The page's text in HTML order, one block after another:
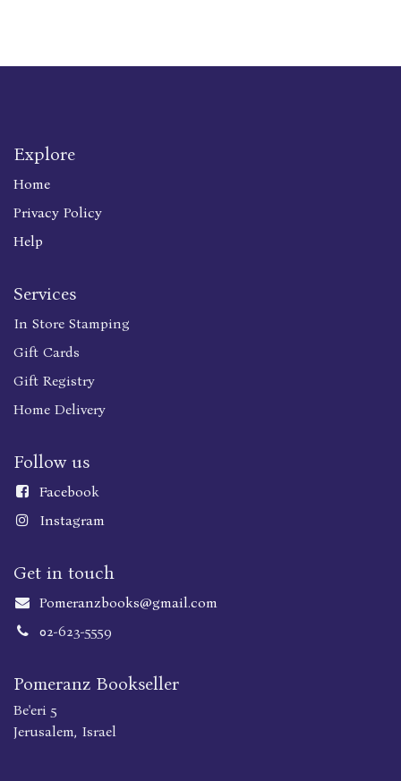
Explore
Home
Privacy Policy
Help
Services
In Store Stamping
Gift Cards
Gift Registry
Home Delivery
Follow us
Facebook
Instagram
Get in touch
Pomeranzbooks@gmail.com
02-623-5559
Pomeranz Bookseller
Be'eri 5
Jerusalem, Israel